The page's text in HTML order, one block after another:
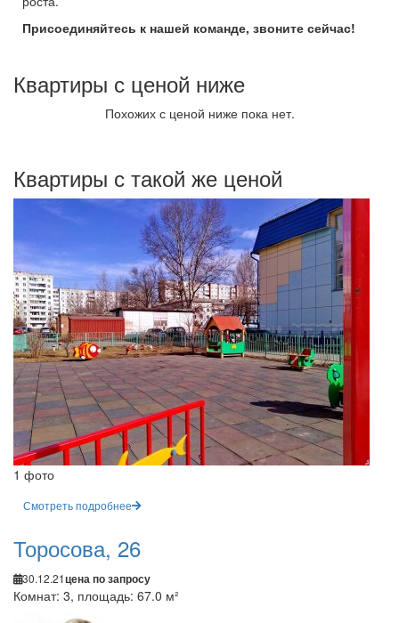
Присоединяйтесь к нашей команде, звоните сейчас!
Квартиры с ценой ниже
Похожих с ценой ниже пока нет.
Квартиры с такой же ценой
1 фото
Смотреть подробнее
Торосова, 26
30.12.21цена по запросу
Комнат: 3, площадь: 67.0 м²